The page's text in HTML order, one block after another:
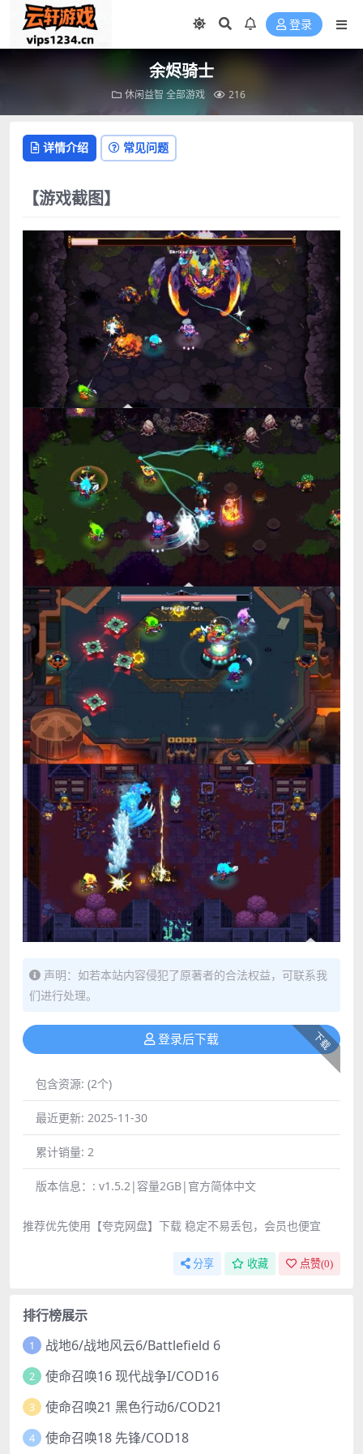
登录
余烬骑士
休闲益智 全部游戏 216
详情介绍 常见问题
【游戏截图】
声明：如若本站内容侵犯了原著者的合法权益，可联系我
们进行处理。
下载
登录后下载
包含资源: (2个)
最近更新: 2025-11-30
累计销量: 2
版本信息：: v1.5.2|容量2GB|官方简体中文
推荐优先使用【夸克网盘】下载 稳定不易丢包，会员也便宜
分享 收藏 点赞(0)
排行榜展示
1 战地6/战地风云6/Battlefield 6
2 使命召唤16 现代战争I/COD16
3 使命召唤21 黑色行动6/COD21
4 使命召唤18 先锋/COD18